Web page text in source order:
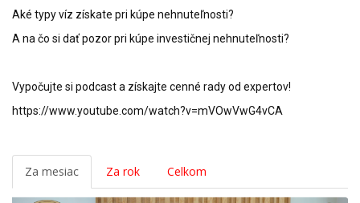
Aké typy víz získate pri kúpe nehnuteľnosti?
A na čo si dať pozor pri kúpe investičnej nehnuteľnosti?
Vypočujte si podcast a získajte cenné rady od expertov!
https://www.youtube.com/watch?v=mVOwVwG4vCA
Za mesiac Za rok Celkom